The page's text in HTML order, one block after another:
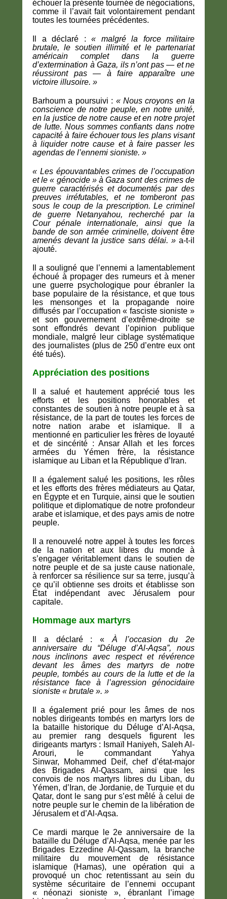
échouer la présente tournée de négociations,
comme il l’avait fait volontairement pendant
toutes les tournées précédentes.
Il a déclaré : « malgré la force militaire
brutale, le soutien illimité et le partenariat
américain complet dans la guerre
d’extermination à Gaza, ils n’ont pas — et ne
réussiront pas — à faire apparaître une
victoire illusoire. »
Barhoum a poursuivi : « Nous croyons en la
conscience de notre peuple, en notre unité,
en la justice de notre cause et en notre projet
de lutte. Nous sommes confiants dans notre
capacité à faire échouer tous les plans visant
à liquider notre cause et à faire passer les
agendas de l’ennemi sioniste. »
« Les épouvantables crimes de l’occupation
et le « génocide » à Gaza sont des crimes de
guerre caractérisés et documentés par des
preuves irréfutables, et ne tomberont pas
sous le coup de la prescription. Le criminel
de guerre Netanyahou, recherché par la
Cour pénale internationale, ainsi que la
bande de son armée criminelle, doivent être
amenés devant la justice sans délai. »a-t-il
ajouté.
Il a souligné que l’ennemi a lamentablement
échoué à propager des rumeurs et à mener
une guerre psychologique pour ébranler la
base populaire de la résistance, et que tous
les mensonges et la propagande noire
diffusés par l’occupation « fasciste sioniste »
et son gouvernement d’extrême-droite se
sont effondrés devant l’opinion publique
mondiale, malgré leur ciblage systématique
des journalistes (plus de 250 d’entre eux ont
été tués).
Appréciation des positions
Il a salué et hautement apprécié tous les
efforts et les positions honorables et
constantes de soutien à notre peuple et à sa
résistance, de la part de toutes les forces de
notre nation arabe et islamique. Il a
mentionné en particulier les frères de loyauté
et de sincérité : Ansar Allah et les forces
armées du Yémen frère, la résistance
islamique au Liban et la République d’Iran.
Il a également salué les positions, les rôles
et les efforts des frères médiateurs au Qatar,
en Égypte et en Turquie, ainsi que le soutien
politique et diplomatique de notre profondeur
arabe et islamique, et des pays amis de notre
peuple.
Il a renouvelé notre appel à toutes les forces
de la nation et aux libres du monde à
s’engager véritablement dans le soutien de
notre peuple et de sa juste cause nationale,
à renforcer sa résilience sur sa terre, jusqu’à
ce qu’il obtienne ses droits et établisse son
État indépendant avecJérusalem pour
capitale.
Hommage aux martyrs
Il a déclaré : « À l’occasion du 2e
anniversaire du “Déluge d’Al-Aqsa”, nous
nous inclinons avec respect et révérence
devant les âmes des martyrs de notre
peuple, tombés au cours de la lutte et de la
résistance face à l’agression génocidaire
sioniste « brutale ». »
Il a également prié pour les âmes de nos
nobles dirigeants tombés en martyrs lors de
la bataille historique du Déluge d’Al-Aqsa,
au premier rang desquels figurent les
dirigeants martyrs : Ismaïl Haniyeh, Saleh Al-
Arouri,
le commandant Yahya
Sinwar, Mohammed Deif, chef d’état-major
des Brigades Al-Qassam, ainsi que les
convois de nos martyrs libres du Liban, du
Yémen, d’Iran, de Jordanie, de Turquie et du
Qatar, dont le sang pur s’est mêlé à celui de
notre peuple sur le chemin de la libération de
Jérusalem et d’Al-Aqsa.
Ce mardi marque le 2e anniversaire de la
bataille du Déluge d’Al-Aqsa, menée par les
Brigades Ezzedine Al-Qassam, la branche
militaire du mouvement de résistance
islamique (Hamas), une opération qui a
provoqué un choc retentissant au sein du
système sécuritaire de
l’ennemi occupant
« néonazi sioniste », ébranlant l’image